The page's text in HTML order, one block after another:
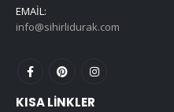
EMAIL:
info@sihirlidurak.com
KISA LINKLER